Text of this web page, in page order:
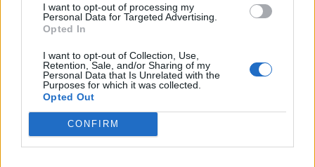
I want to opt-out of processing my
Personal Data for Targeted Advertising.
Opted In
I want to opt-out of Collection, Use,
Retention, Sale, and/or Sharing of my
Personal Data that Is Unrelated with the
Purposes for which it was collected.
Opted Out
CONFIRM